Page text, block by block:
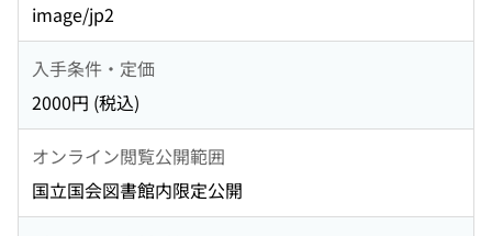
image/jp2
入手条件・定価
2000円 (税込)
オンライン閲覧公開範囲
国立国会図書館内限定公開